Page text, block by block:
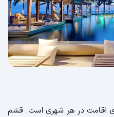
اقامت در هر شهری است. قشم